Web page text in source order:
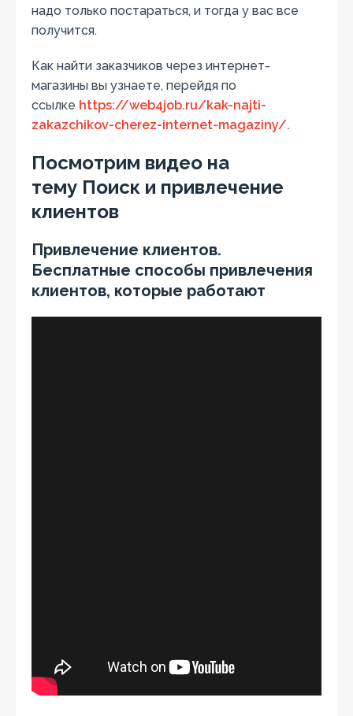
надо только постараться, и тогда у вас все
получится.
Как найти заказчиков через интернет-
магазины вы узнаете, перейдя по
ссылке https://web4job.ru/kak-najti-
zakazchikov-cherez-internet-magaziny/.
Посмотрим видео на
тему Поиск и привлечение
клиентов
Привлечение клиентов.
Бесплатные способы привлечения
клиентов, которые работают